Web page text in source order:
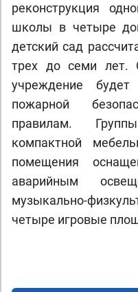
реконструкция
школы в четыре
детский сад
трех до семи лет.
учреждение
пожарной
правилам.
компактной
помещения
аварийным
музыкально-
четыре игровые